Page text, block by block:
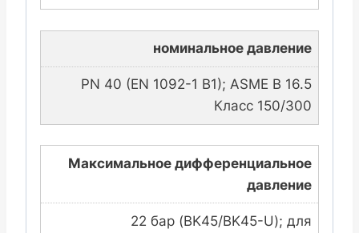
номинальное давление
PN 40 (EN 1092-1 B1); ASME B 16.5
Класс 150/300
Максимальное дифференциальное
давление
22 бар (BK45/BK45-U); для